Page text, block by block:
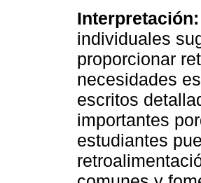
Interpretación:
individuales
proporcionar
necesidades
escritos
importantes
estudiantes